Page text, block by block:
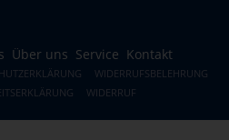
Über uns Service Kontakt
WIDERRUFSBELEHRUNG
WIDERRUF